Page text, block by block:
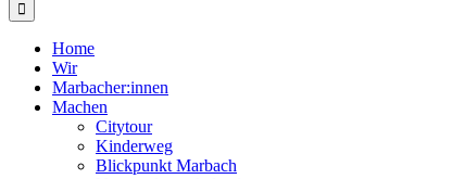
Home
Wir
Marbacher:innen
Machen
Citytour
Kinderweg
Blickpunkt Marbach